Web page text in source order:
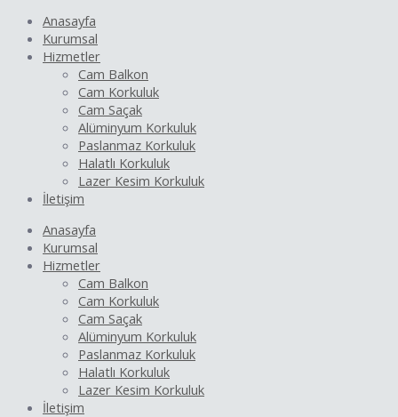
Anasayfa
Kurumsal
Hizmetler
Cam Balkon
Cam Korkuluk
Cam Saçak
Alüminyum Korkuluk
Paslanmaz Korkuluk
Halatlı Korkuluk
Lazer Kesim Korkuluk
İletişim
Anasayfa
Kurumsal
Hizmetler
Cam Balkon
Cam Korkuluk
Cam Saçak
Alüminyum Korkuluk
Paslanmaz Korkuluk
Halatlı Korkuluk
Lazer Kesim Korkuluk
İletişim